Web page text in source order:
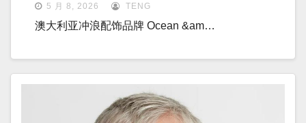
5 月 8, 2026 TENG
澳大利亚冲浪配饰品牌 Ocean &am…